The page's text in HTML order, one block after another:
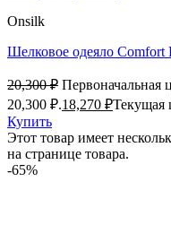
Onsilk
Шелковое одеяло Comfort
20,300₽ Первоначальная
20,300 ₽.18,270 ₽Текущая
Купить
Этот товар имеет
на странице товара.
-65%